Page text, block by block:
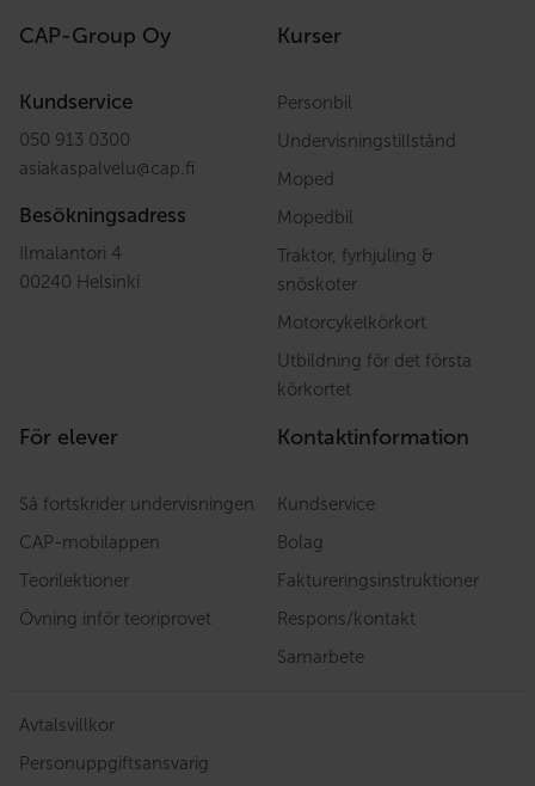
CAP-Group Oy
Kundservice
050 913 0300
asiakaspalvelu@cap.fi
Besökningsadress
Ilmalantori 4
00240 Helsinki
Kurser
Personbil
Undervisningstillstånd
Moped
Mopedbil
Traktor, fyrhjuling &
snöskoter
Motorcykelkörkort
Utbildning för det första
körkortet
För elever
Så fortskrider undervisningen
CAP-mobilappen
Teorilektioner
Övning inför teoriprovet
Kontaktinformation
Kundservice
Bolag
Faktureringsinstruktioner
Respons/kontakt
Samarbete
Avtalsvillkor
Personuppgiftsansvarig